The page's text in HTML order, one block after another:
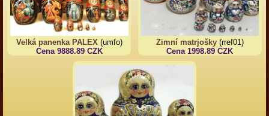
Velká panenka PALEX(umfo)
Cena 9888.89 CZK
Zimní matrjošky(rref01)
Cena 1998.89 CZK